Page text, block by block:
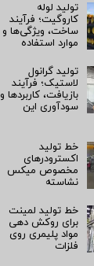
تولید لوله
کاروگیت؛ فرآیند
ساخت، ویژگی‌ها و
موارد استفاده
تولید گرانول
لاستیک؛ فرآیند
بازیافت، کاربردها و
سودآوری این
خط تولید
اکسترودرهای
مخصوص میکس
نشاسته
خط تولید لمینت
برای روکش‌ دهی
مواد پلیمری روی
فلزات